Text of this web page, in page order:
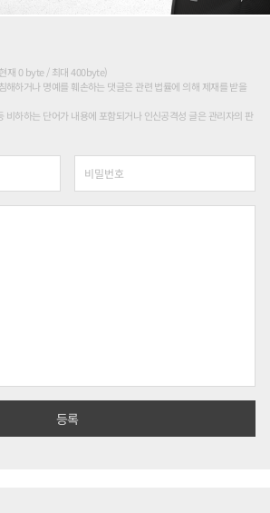
재 0 byte / 최대 400byte)
해하거나 명예를 훼손하는 댓글은 관련 법률에 의해 제재를 받을
비하하는 단어가 내용에 포함되거나 인신공격성 글은 관리자의 판